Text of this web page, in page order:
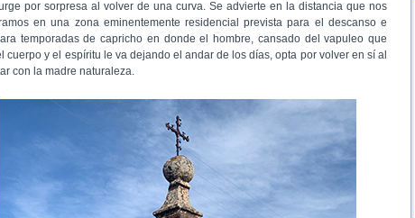
por sorpresa al volver de una curva. Se advierte en la distancia que nos
en una zona eminentemente residencial prevista para el descanso e
temporadas de capricho en donde el hombre, cansado del vapuleo que
cuerpo y el espíritu le va dejando el andar de los días, opta por volver en sí al
con la madre naturaleza.